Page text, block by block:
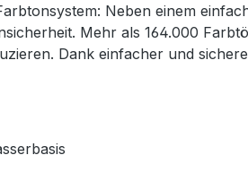
Neben einem
Mehr als 164.000
Dank einfacher und